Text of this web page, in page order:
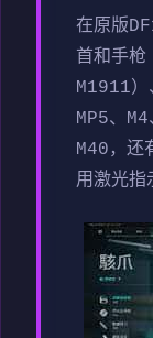
在原版
首和手
M1911）
MP5、
M40，还
用激光指